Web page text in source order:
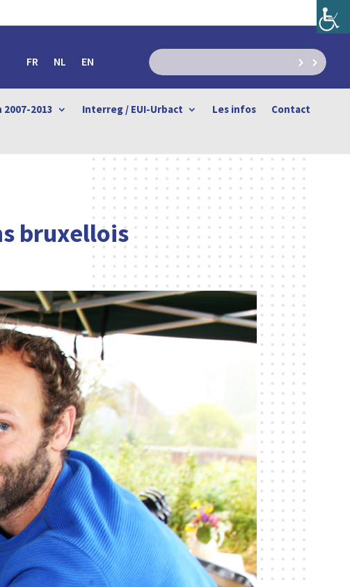
FR NL EN
2013 Interreg / EUI-Urbact Les infos
Contact
bruxellois